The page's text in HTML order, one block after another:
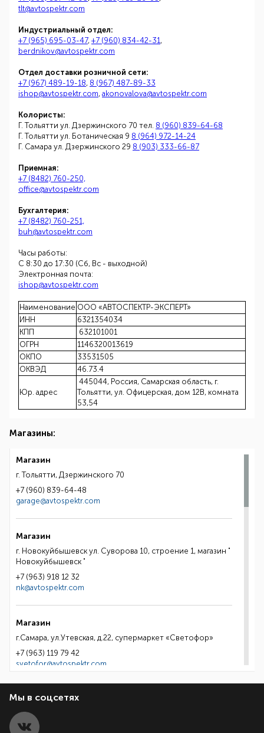
tlt@avtospektr.com
Индустриальный отдел:
+7 (965) 695-03-47, +7 (960) 834-42-31,
berdnikov@avtospektr.com
Отдел доставки розничной сети:
+7 (967) 489-19-18, 8 (967) 487-89-33
ishop@avtospektr.com, akonovalova@avtospektr.com
Колористы:
Г. Тольятти ул. Дзержинского 70 тел. 8 (960) 839-64-68
Г. Тольятти ул. Ботаническая 9 8 (964) 972-14-24
Г. Самара ул. Дзержинского 29 8 (903) 333-66-87
Приемная:
+7 (8482) 760-250,
office@avtospektr.com
Бухгалтерия:
+7 (8482) 760-251,
buh@avtospektr.com
Часы работы:
С 8:30 до 17:30 (Сб, Вс - выходной)
Электронная почта:
ishop@avtospektr.com
Наименование ООО «АВТОСПЕКТР-ЭКСПЕРТ»
ИНН
6321354034
КПП
632101001
ОГРН
1146320013619
ОКПО
33531505
ОКВЭД
46.73.4
Юр. адрес
445044, Россия, Самарская область, г.
Тольятти, ул. Офицерская, дом 12В, комната
53,54
Магазины:
Магазин
г. Тольятти, Дзержинского 70
+7 (960) 839-64-48
garage@avtospektr.com
Магазин
г. Новокуйбышевск ул. Суворова 10, строение 1, магазин "
Новокуйбышевск "
+7 (963) 918 12 32
nk@avtospektr.com
Магазин
г.Самара, ул.Утевская, д.22, супермаркет «Светофор»
+7 (963) 119 79 42
svetofor@avtospektr.com
Магазин
г.Самара, Заводское ш., д.9, ТЦ "Аверс"
+7 (906) 128 27 72
Мы в соцсетях